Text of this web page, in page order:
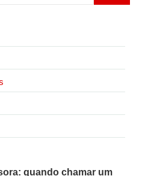
quando chamar um